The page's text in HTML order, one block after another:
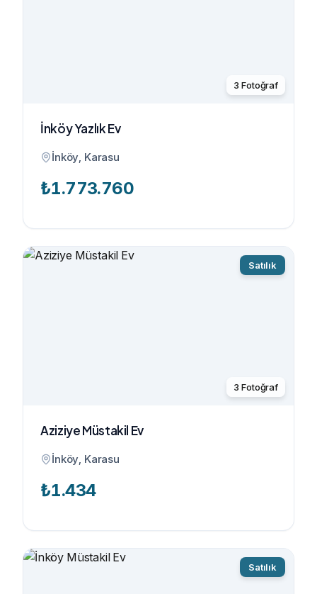
3 Fotoğraf
İnköy Yazlık Ev
İnköy, Karasu
₺1.773.760
Satılık
3 Fotoğraf
Aziziye Müstakil Ev
İnköy, Karasu
₺1.434
Satılık